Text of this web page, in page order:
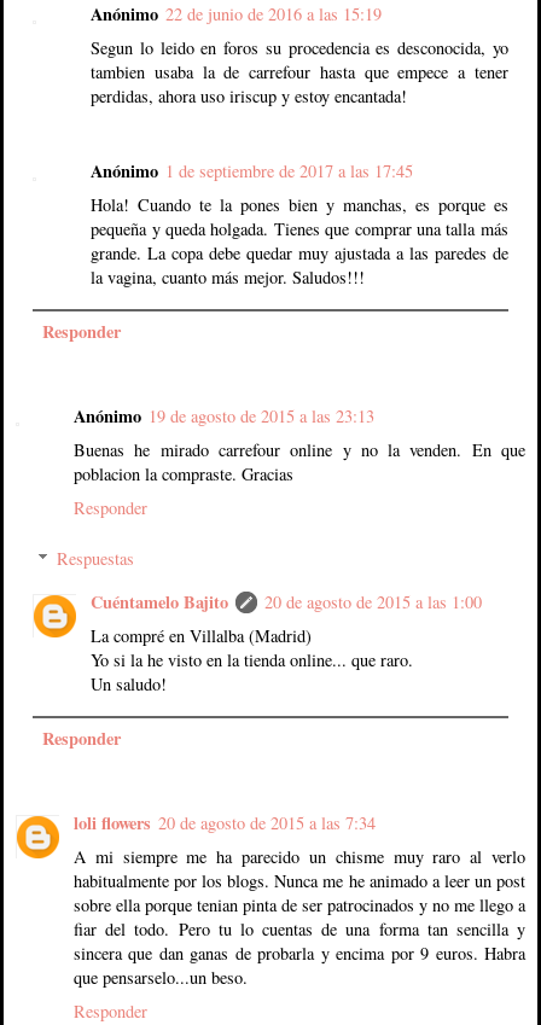
Anónimo 22 de junio de 2016 a las 15:19
Segun lo leido en foros su procedencia es desconocida, yo
tambien usaba la de carrefour hasta que empece a tener
perdidas, ahora uso iriscup y estoy encantada!
Anónimo 1 de septiembre de 2017 a las 17:45
Hola! Cuando te la pones bien y manchas, es porque es
pequeña y queda holgada. Tienes que comprar una talla más
grande. La copa debe quedar muy ajustada a las paredes de
la vagina, cuanto más mejor. Saludos!!!
Responder
Anónimo 19 de agosto de 2015 a las 23:13
Buenas he mirado carrefour online y no la venden. En que
poblacion la compraste. Gracias
Responder
Respuestas
Cuéntamelo Bajito
20 de agosto de 2015 a las 1:00
La compré en Villalba (Madrid)
Yo si la he visto en la tienda online... que raro.
Un saludo!
Responder
loli flowers 20 de agosto de 2015 a las 7:34
A mi siempre me ha parecido un chisme muy raro al verlo
habitualmente por los blogs. Nunca me he animado a leer un post
sobre ella porque tenian pinta de ser patrocinados y no me llego a
fiar del todo. Pero tu lo cuentas de una forma tan sencilla y
sincera que dan ganas de probarla y encima por 9 euros. Habra
que pensarselo...un beso.
Responder